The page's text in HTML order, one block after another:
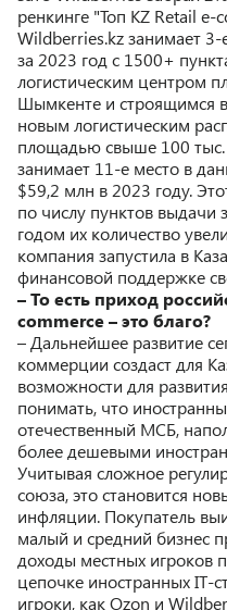
ренкинге "Топ KZ Retail
Wildberries.kz занимает
за 2023 год с 1500+
логистическим центром
Шымкенте и строящимся
новым логистическим
площадью свыше 100 тыс.
занимает 11-е место в
$59,2 млн в 2023 году.
по числу пунктов выдачи
годом их количество
компания запустила в
финансовой поддержке
– То есть приход
commerce – это благо?
– Дальнейшее развитие
коммерции создаст для
возможности для
понимать, что
отечественный МСБ,
более дешевыми
Учитывая сложное
союза, это становится
инфляции. Покупатель
малый и средний бизнес
доходы местных игроков
цепочке иностранных IT-
игроки, как Ozon и